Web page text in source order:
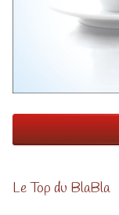
Le Top du BlaBla